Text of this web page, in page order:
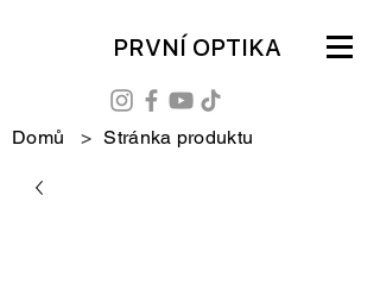
PRVNÍ OPTIKA
Domů > Stránka produktu